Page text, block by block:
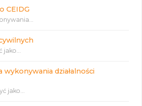
CEIDG
jako...
działalności
jako...